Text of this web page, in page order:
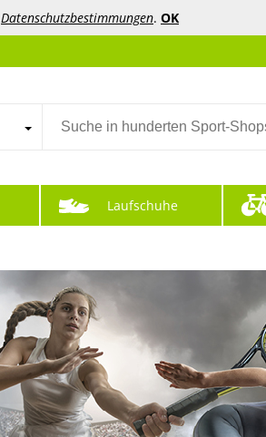
Datenschutzbestimmungen. OK
Laufschuhe